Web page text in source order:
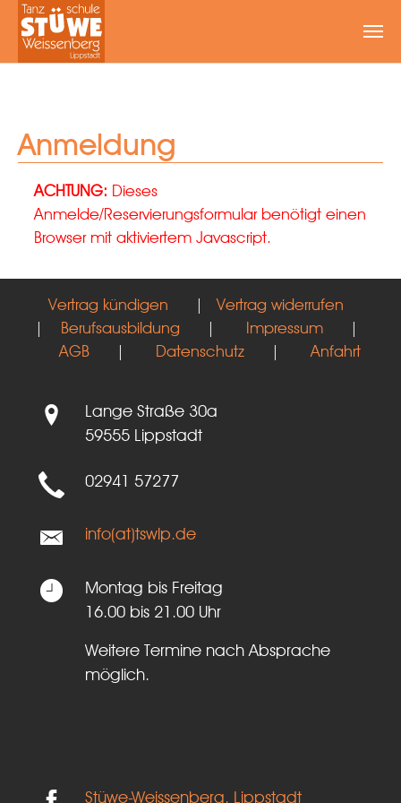
Anmeldung
ACHTUNG: Dieses
Anmelde/Reservierungsformular benötigt einen
Browser mit aktiviertem Javascript.
Vertrag kündigen |Vertrag widerrufen
| Berufsausbildung | Impressum|
AGB| Datenschutz| Anfahrt
Lange Straße 30a
59555 Lippstadt
02941 57277
info(at)tswlp.de
Montag bis Freitag
16.00 bis 21.00 Uhr
Weitere Termine nach Absprache
möglich.
Stüwe-Weissenberg, Lippstadt